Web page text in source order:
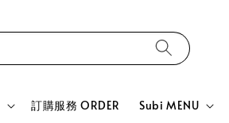
訂購服務 ORDER Subi MENU